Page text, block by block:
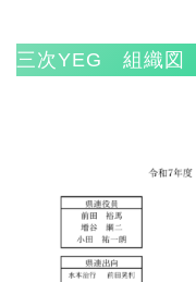
三次YEG 組織図